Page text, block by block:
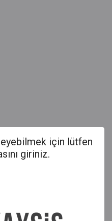
için lütfen
giriniz.